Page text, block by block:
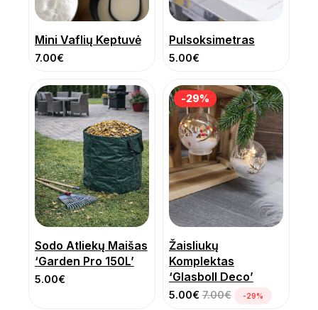
Mini Vaflių Keptuvė
7.00€
Pulsoksimetras
5.00€
Sodo Atliekų Maišas
‘Garden Pro 150L’
5.00€
Žaisliukų
Komplektas
‘Glasboll Deco’
5.00€ 7.00€
-29%
-29%
-29%